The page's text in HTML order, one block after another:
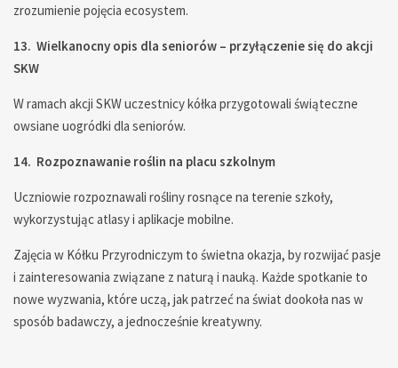
zrozumienie pojęcia ecosystem.
13. Wielkanocny opis dla seniorów – przyłączenie się do akcji
SKW
W ramach akcji SKW uczestnicy kółka przygotowali świąteczne
owsiane uogródki dla seniorów.
14. Rozpoznawanie roślin na placu szkolnym
Uczniowie rozpoznawali rośliny rosnące na terenie szkoły,
wykorzystując atlasy i aplikacje mobilne.
Zajęcia w Kółku Przyrodniczym to świetna okazja, by rozwijać pasje
i zainteresowania związane z naturą i nauką. Każde spotkanie to
nowe wyzwania, które uczą, jak patrzeć na świat dookoła nas w
sposób badawczy, a jednocześnie kreatywny.